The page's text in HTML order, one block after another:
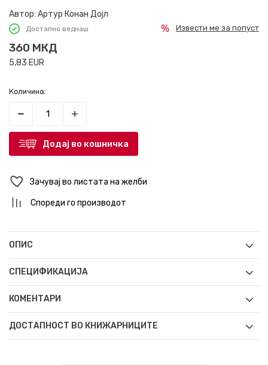
Автор: Артур Конан Дојл
Достапно веднаш
360 МКД
5,83 EUR
Извести ме за попуст
Количина:
Додај во кошничка
Зачувај во листата на желби
Спореди го производот
ОПИС
СПЕЦИФИКАЦИЈА
КОМЕНТАРИ
ДОСТАПНОСТ ВО КНИЖАРНИЦИТЕ